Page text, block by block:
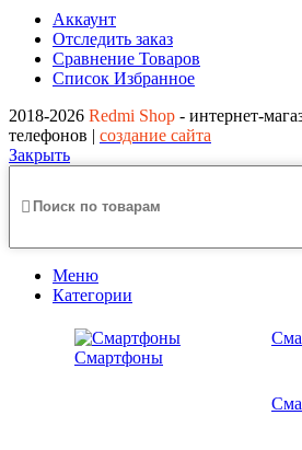
Аккаунт
Отследить заказ
Сравнение Товаров
Список Избранное
2018-2026 Redmi Shop - интернет-
телефонов | создание сайта
Закрыть
Меню
Категории
Смартфоны